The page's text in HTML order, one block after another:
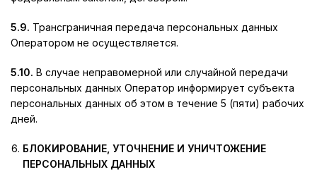
5.9. Трансграничная передача персональных данных
Оператором не осуществляется.
5.10. В случае неправомерной или случайной передачи
персональных данных Оператор информирует субъекта
персональных данных об этом в течение 5 (пяти) рабочих
дней.
БЛОКИРОВАНИЕ, УТОЧНЕНИЕ И УНИЧТОЖЕНИЕ
ПЕРСОНАЛЬНЫХ ДАННЫХ